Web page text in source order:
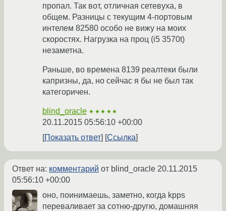
пропал. Так вот, отличная сетевуха, в
общем. Разницы с текущим 4-портовым
интелем 82580 особо не вижу на моих
скоростях. Нагрузка на проц (i5 3570t)
незаметна.
Раньше, во времена 8139 реалтеки были
капризны, да, но сейчас я бы не был так
категоричен.
blind_oracle ★★★★★
20.11.2015 05:56:10 +00:00
Показать ответ
Ссылка
Ответ на: комментарий от blind_oracle 20.11.2015
05:56:10 +00:00
оно, поинимаешь, заметно, когда kpps
переваливает за сотню-другю, домашняя